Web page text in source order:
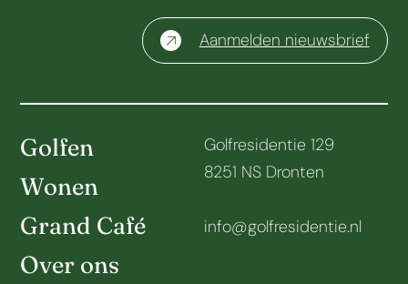
Aanmelden nieuwsbrief
Golfen
Wonen
Grand Café
Over ons
Golfresidentie 129
8251 NS Dronten
info@golfresidentie.nl